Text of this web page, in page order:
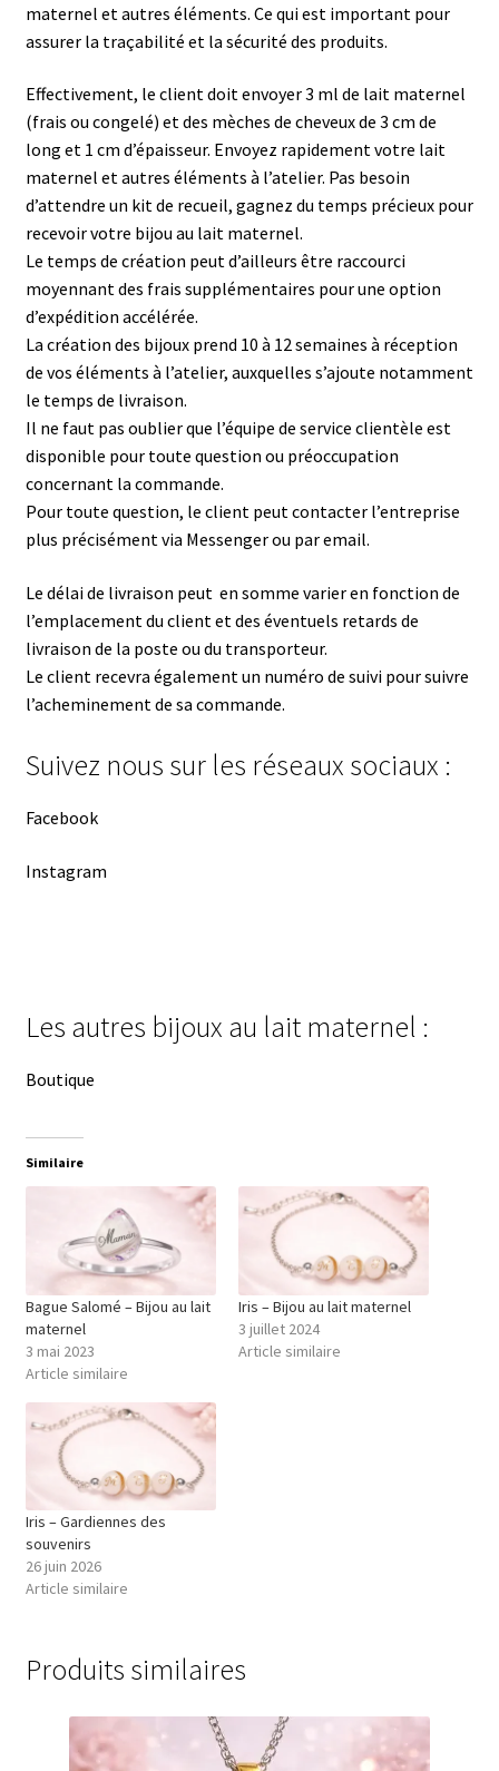
maternel et autres éléments. Ce qui est important pour
assurer la traçabilité et la sécurité des produits.
Effectivement, le client doit envoyer 3 ml de lait maternel
(frais ou congelé) et des mèches de cheveux de 3 cm de
long et 1 cm d’épaisseur. Envoyez rapidement votre lait
maternel et autres éléments à l’atelier. Pas besoin
d’attendre un kit de recueil, gagnez du temps précieux pour
recevoir votre bijou au lait maternel.
Le temps de création peut d’ailleurs être raccourci
moyennant des frais supplémentaires pour une option
d’expédition accélérée.
La création des bijoux prend 10 à 12 semaines à réception
de vos éléments à l’atelier, auxquelles s’ajoute notamment
le temps de livraison.
Il ne faut pas oublier que l’équipe de service clientèle est
disponible pour toute question ou préoccupation
concernant la commande.
Pour toute question, le client peut contacter l’entreprise
plus précisément via Messenger ou par email.
Le délai de livraison peut en somme varier en fonction de
l’emplacement du client et des éventuels retards de
livraison de la poste ou du transporteur.
Le client recevra également un numéro de suivi pour suivre
l’acheminement de sa commande.
Suivez nous sur les réseaux sociaux :
Facebook
Instagram
Les autres bijoux au lait maternel :
Boutique
Similaire
Bague Salomé – Bijou au lait
maternel
3 mai 2023
Article similaire
Iris – Bijou au lait maternel
3 juillet 2024
Article similaire
Iris – Gardiennes des
souvenirs
26 juin 2026
Article similaire
Produits similaires